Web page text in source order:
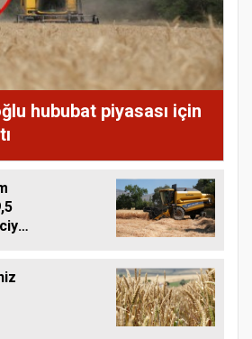
hububat piyasası için